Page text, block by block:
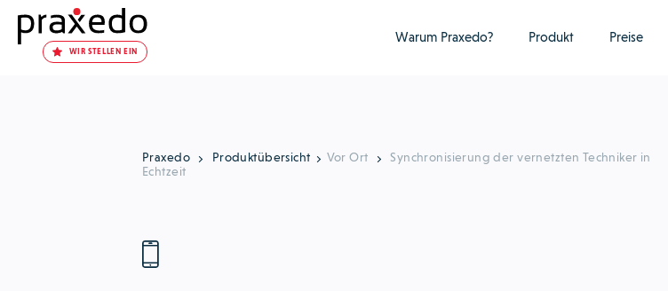
WIR STELLEN EIN
Warum Praxedo? Produkt Preise
Praxedo Produktübersicht Vor Ort
Synchronisierung der vernetzten Techniker in
Echtzeit